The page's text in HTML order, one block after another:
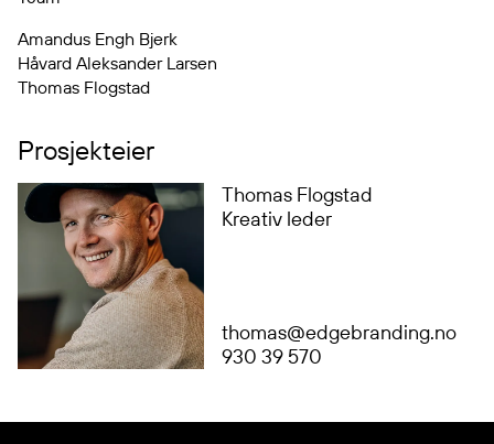
Amandus Engh Bjerk
Håvard Aleksander Larsen
Thomas Flogstad
Prosjekteier
Thomas Flogstad
Kreativ leder
thomas@edgebranding.no
930 39 570